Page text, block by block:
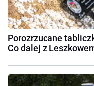
Porozrzucane
Co dalej z